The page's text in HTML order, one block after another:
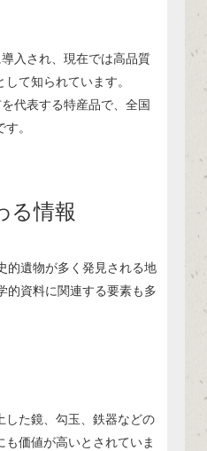
入され、現在では高品質
て知られています。
代表する特産品で、全国
。
る情報
的遺物が多く発見される地
的資料に関連する要素も多
した鏡、勾玉、鉄器などの
も価値が高いとされていま